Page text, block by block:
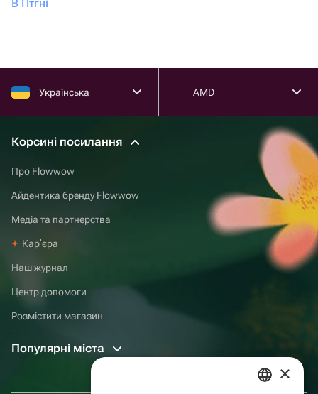
В Птгні
Українська AMD
Корсині посилання
Про Flowwow
Айдентика бренду Flowwow
Медіа та партнерства
Карʼєра
Наш журнал
Центр допомоги
Розмістити магазин
Популярні міста
×